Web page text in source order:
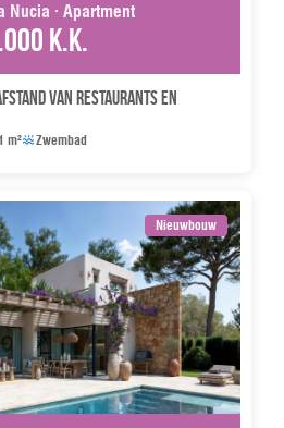
Nucia · Apartment
k.k.
van restaurants en
m² Zwembad
Nieuwbouw